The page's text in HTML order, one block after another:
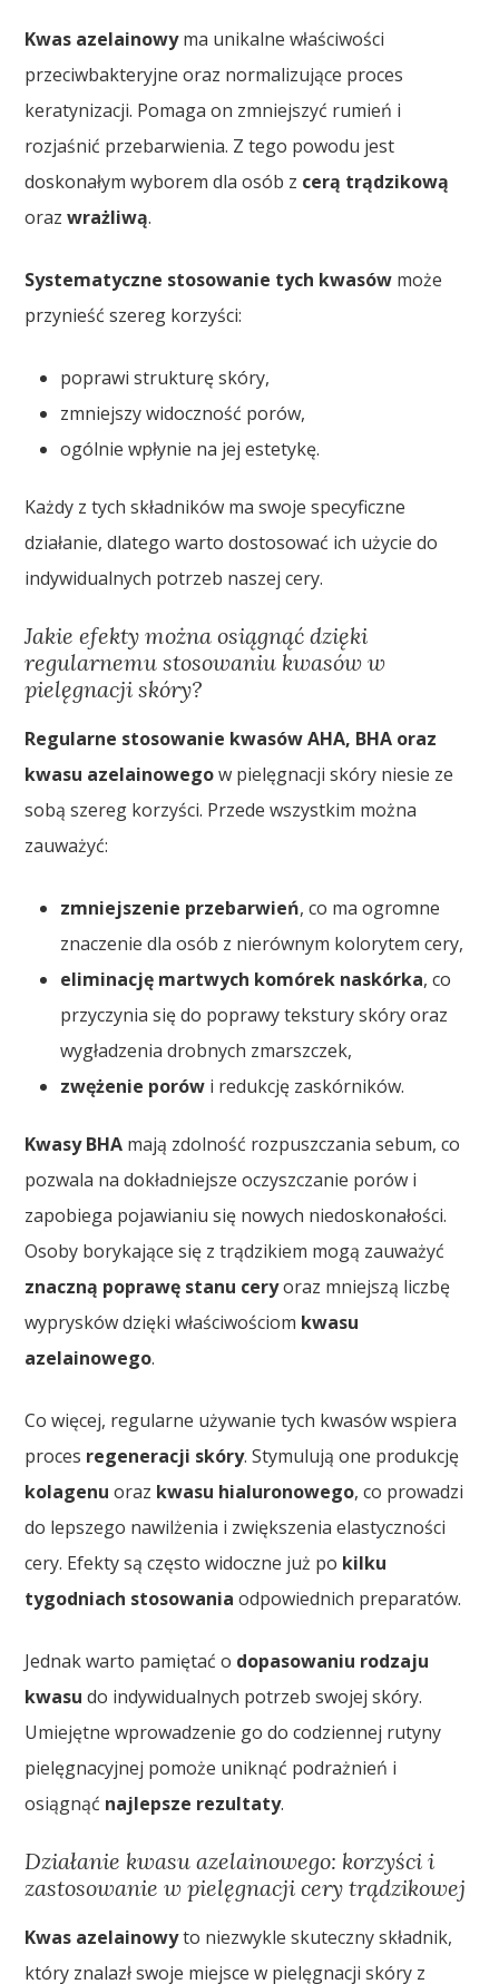
Kwas azelainowyma unikalne właściwości
przeciwbakteryjne oraz normalizujące proces
keratynizacji. Pomaga on zmniejszyć rumień i
rozjaśnić przebarwienia. Z tego powodu jest
doskonałym wyborem dla osób z cerą trądzikową
orazwrażliwą.
Systematyczne stosowanie tych kwasów może
przynieść szereg korzyści:
poprawi strukturę skóry,
zmniejszy widoczność porów,
ogólnie wpłynie na jej estetykę.
Każdy z tych składników ma swoje specyficzne
działanie, dlatego warto dostosować ich użycie do
indywidualnych potrzeb naszej cery.
Jakie efekty można osiągnąć dzięki
regularnemu stosowaniu kwasów w
pielęgnacji skóry?
Regularne stosowanie kwasów AHA, BHA oraz
kwasu azelainowegow pielęgnacji skóry niesie ze
sobą szereg korzyści. Przede wszystkim można
zauważyć:
zmniejszenie przebarwień, co ma ogromne
znaczenie dla osób z nierównym kolorytem cery,
eliminację martwych komórek naskórka, co
przyczynia się do poprawy tekstury skóry oraz
wygładzenia drobnych zmarszczek,
zwężenie porów i redukcję zaskórników.
Kwasy BHA mają zdolność rozpuszczania sebum, co
pozwala na dokładniejsze oczyszczanie porów i
zapobiega pojawianiu się nowych niedoskonałości.
Osoby borykające się z trądzikiem mogą zauważyć
znaczną poprawę stanu ceryoraz mniejszą liczbę
wyprysków dzięki właściwościom kwasu
azelainowego.
Co więcej, regularne używanie tych kwasów wspiera
proces regeneracji skóry. Stymulują one produkcję
kolagenu oraz kwasu hialuronowego, co prowadzi
do lepszego nawilżenia i zwiększenia elastyczności
cery. Efekty są często widoczne już po kilku
tygodniach stosowania odpowiednich preparatów.
Jednak warto pamiętać o dopasowaniu rodzaju
kwasu do indywidualnych potrzeb swojej skóry.
Umiejętne wprowadzenie go do codziennej rutyny
pielęgnacyjnej pomoże uniknąć podrażnień i
osiągnąć najlepsze rezultaty.
Działanie kwasu azelainowego: korzyści i
zastosowanie w pielęgnacji cery trądzikowej
Kwas azelainowyto niezwykle skuteczny składnik,
który znalazł swoje miejsce w pielęgnacji skóry z